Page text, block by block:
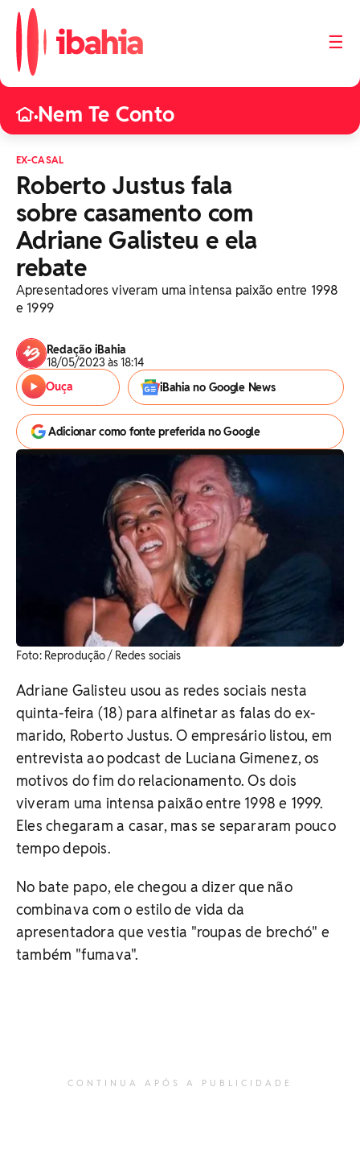
☰
•Nem Te Conto
EX-CASAL
Roberto Justus fala
sobre casamento com
Adriane Galisteu e ela
rebate
Apresentadores viveram uma intensa paixão entre 1998
e 1999
Redação iBahia
18/05/2023 às 18:14
Ouça
iBahia no Google News
Adicionar como fonte preferida no Google
Foto: Reprodução / Redes sociais
Adriane Galisteu usou as redes sociais nesta
quinta-feira (18) para alfinetar as falas do ex-
marido, Roberto Justus. O empresário listou, em
entrevista ao podcast de Luciana Gimenez, os
motivos do fim do relacionamento. Os dois
viveram uma intensa paixão entre 1998 e 1999.
Eles chegaram a casar, mas se separaram pouco
tempo depois.
No bate papo, ele chegou a dizer que não
combinava com o estilo de vida da
apresentadora que vestia "roupas de brechó" e
também "fumava".
CONTINUA APÓS A PUBLICIDADE